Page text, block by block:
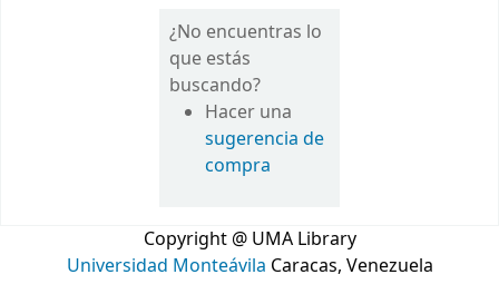
¿No encuentras lo
que estás
buscando?
Hacer una
sugerencia de
compra
Copyright @ UMA Library
Universidad Monteávila Caracas, Venezuela